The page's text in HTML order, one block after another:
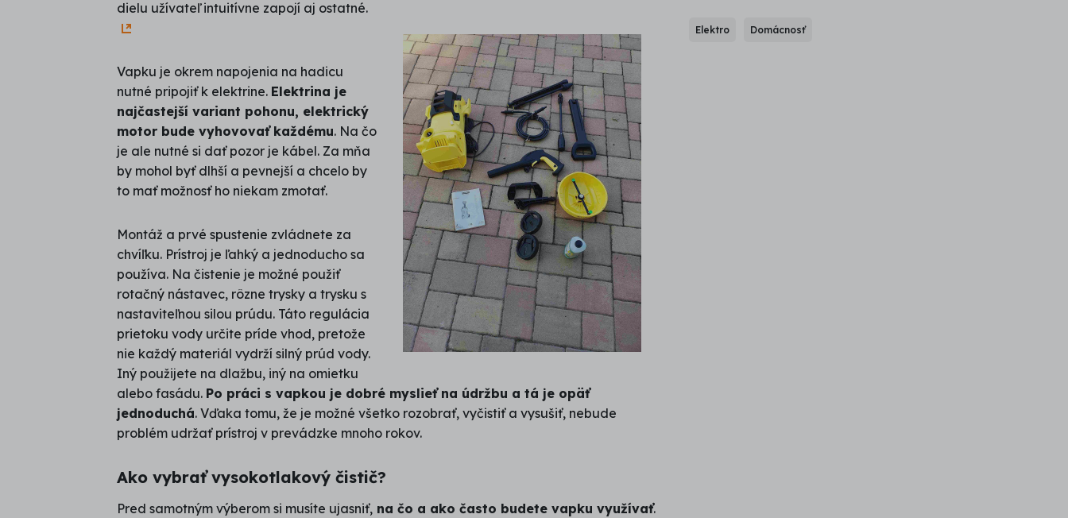
dielu užívateľ intuitívne zapojí aj ostatné.
Vapku je okrem napojenia na hadicu
nutné pripojiť k elektrine. Elektrina je
najčastejší variant pohonu, elektrický
motor bude vyhovovať každému. Na čo
je ale nutné si dať pozor je kábel. Za mňa
by mohol byť dlhší a pevnejší a chcelo by
to mať možnosť ho niekam zmotať.
Montáž a prvé spustenie zvládnete za
chvíľku. Prístroj je ľahký a jednoducho sa
používa. Na čistenie je možné použiť
rotačný nástavec, rôzne trysky a trysku s
nastaviteľnou silou prúdu. Táto regulácia
prietoku vody určite príde vhod, pretože
nie každý materiál vydrží silný prúd vody.
Iný použijete na dlažbu, iný na omietku
alebo fasádu. Po práci s vapkou je dobré myslieť na údržbu a tá je opäť
jednoduchá. Vďaka tomu, že je možné všetko rozobrať, vyčistiť a vysušiť, nebude
problém udržať prístroj v prevádzke mnoho rokov.
Ako vybrať vysokotlakový čistič?
Pred samotným výberom si musíte ujasniť, na čo a ako často budete vapku využívať.
Elektro Domácnosť